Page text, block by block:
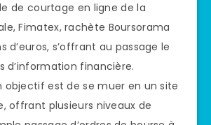
de courtage en ligne de la
Fimatex, rachète Boursorama
d’euros, s’offrant au passage le
d’information financière.
objectif est de se muer en un site
offrant plusieurs niveaux de